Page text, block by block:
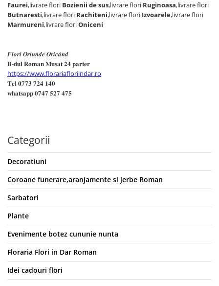
Faurei,livrare flori Bozienii de sus,livrare flori Ruginoasa,livrare flori
Butnaresti,livrare flori Rachiteni,livrare flori Izvoarele,livrare flori
Marmureni,livrare floriOniceni
𝑭𝒍𝒐𝒓𝒊 𝑶𝒓𝒊𝒖𝒏𝒅𝒆 𝑶𝒓𝒊𝒄𝒂̂𝒏𝒅
𝐁-𝐝𝐮𝐥 𝐑𝐨𝐦𝐚𝐧 𝐌𝐮𝐬𝐚𝐭 𝟐𝟒 𝐩𝐚𝐫𝐭𝐞𝐫
https://www.florariafloriindar.ro
𝐓𝐞𝐥 𝟎𝟕𝟕𝟑 𝟕𝟐𝟒 𝟏𝟒𝟎
𝐰𝐡𝐚𝐭𝐬𝐚𝐩𝐩 𝟎𝟕𝟒𝟕 𝟓𝟐𝟕 𝟒𝟕𝟓
Categorii
Decoratiuni
Coroane funerare,aranjamente si jerbe Roman
Sarbatori
Plante
Evenimente botez cununie nunta
Floraria Flori in Dar Roman
Idei cadouri flori